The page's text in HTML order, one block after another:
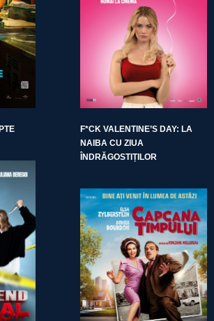
F*CK VALENTINE’S DAY: LA
NAIBA CU ZIUA
ÎNDRĂGOSTIȚILOR